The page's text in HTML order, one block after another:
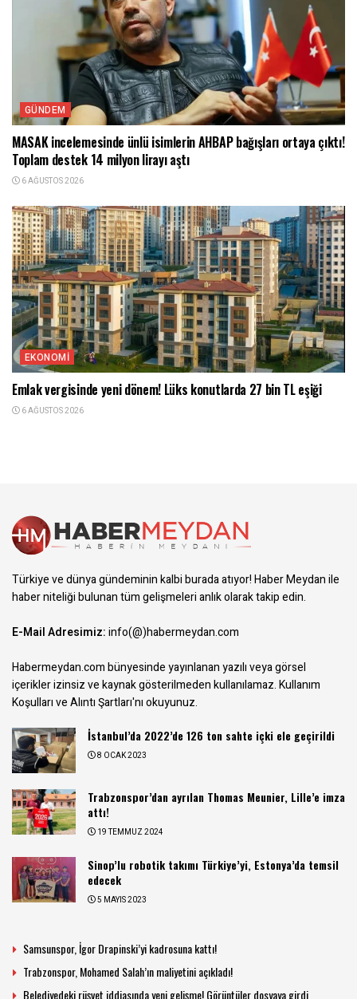
GÜNDEM
MASAK incelemesinde ünlü isimlerin AHBAP bağışları ortaya çıktı!
Toplam destek 14 milyon lirayı aştı
6 AĞUSTOS 2026
EKONOMI
Emlak vergisinde yeni dönem! Lüks konutlarda 27 bin TL eşiği
6 AĞUSTOS 2026
Türkiye ve dünya gündeminin kalbi burada atıyor! Haber Meydan ile
haber niteliği bulunan tüm gelişmeleri anlık olarak takip edin.
E-Mail Adresimiz:info(@)habermeydan.com
Habermeydan.com bünyesinde yayınlanan yazılı veya görsel
içerikler izinsiz ve kaynak gösterilmeden kullanılamaz.Kullanım
Koşulları ve Alıntı Şartları'nı okuyunuz.
İstanbul’da 2022’de 126 ton sahte içki ele geçirildi
8 OCAK 2023
Trabzonspor’dan ayrılan Thomas Meunier, Lille’e imza
attı!
19 TEMMUZ 2024
Sinop’lu robotik takımı Türkiye’yi, Estonya’da temsil
edecek
5 MAYIS 2023
Samsunspor, İgor Drapinski’yi kadrosuna kattı!
Trabzonspor, Mohamed Salah’ın maliyetini açıkladı!
Belediyedeki rüşvet iddiasında yeni gelişme! Görüntüler dosyaya girdi